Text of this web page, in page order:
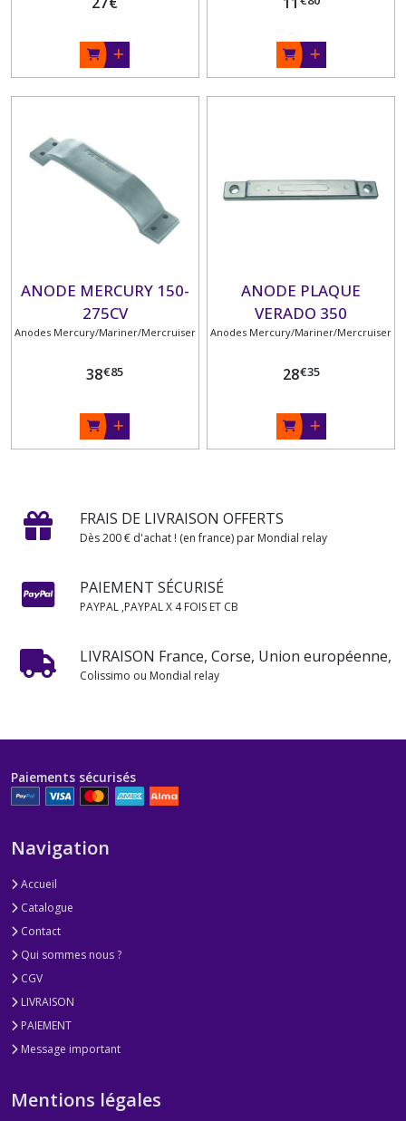
ANODE MERCURY 150-
275CV
Anodes Mercury/Mariner/Mercruiser
38€85
ANODE PLAQUE
VERADO 350
Anodes Mercury/Mariner/Mercruiser
28€35
FRAIS DE LIVRAISON OFFERTS
Dès 200 € d'achat ! (en france) par Mondial relay
PAIEMENT SÉCURISÉ
PAYPAL ,PAYPAL X 4 FOIS ET CB
LIVRAISON France, Corse, Union européenne,
Colissimo ou Mondial relay
Paiements sécurisés
Navigation
Accueil
Catalogue
Contact
Qui sommes nous ?
CGV
LIVRAISON
PAIEMENT
Message important
Mentions légales